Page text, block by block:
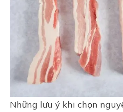
Những lưu ý khi chọn